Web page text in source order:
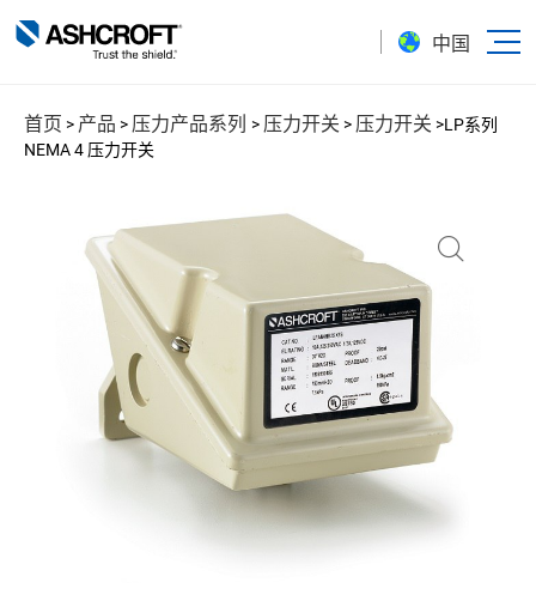
中国
首页 > 产品 > 压力产品系列 > 压力开关 > 压力开关 >LP系列
NEMA 4 压力开关